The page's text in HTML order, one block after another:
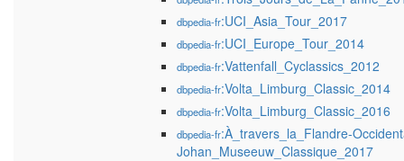
dbpedia-fr:UCI_Asia_Tour_2017
dbpedia-fr:UCI_Europe_Tour_2014
dbpedia-fr:Vattenfall_Cyclassics_2012
dbpedia-fr:Volta_Limburg_Classic_2014
dbpedia-fr:Volta_Limburg_Classic_2016
dbpedia-fr:À_travers_la_Flandre-
Johan_Museeuw_Classique_2017